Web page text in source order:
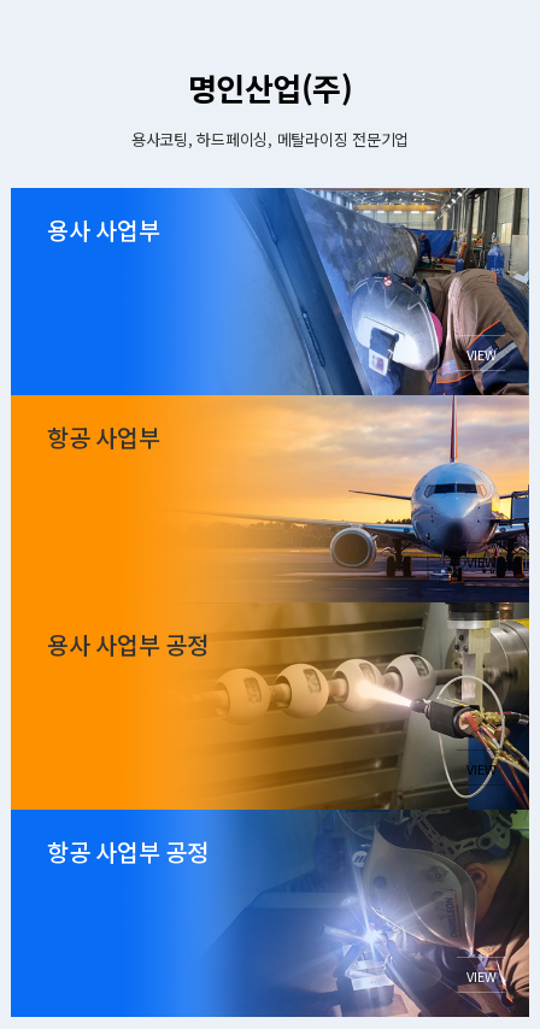
명인산업(주)
용사코팅, 하드페이싱, 메탈라이징 전문기업
용사 사업부
VIEW
항공 사업부
VIEW
용사 사업부 공정
VIEW
항공 사업부 공정
VIEW